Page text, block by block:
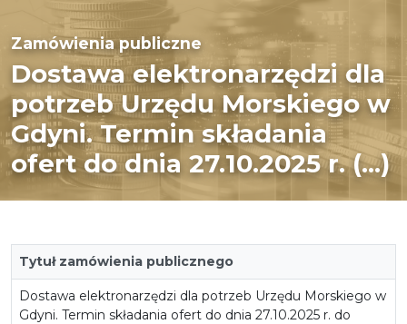
Zamówienia publiczne
Dostawa elektronarzędzi dla
potrzeb Urzędu Morskiego w
Gdyni. Termin składania
ofert do dnia 27.10.2025 r. (...)
Tytuł zamówienia publicznego
Dostawa elektronarzędzi dla potrzeb Urzędu Morskiego w
Gdyni. Termin składania ofert do dnia 27.10.2025 r. do